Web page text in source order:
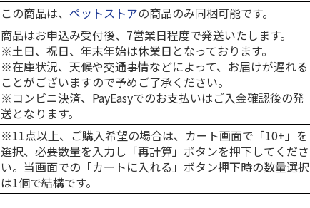
この商品は、ペットストアの商品のみ同梱可能です。
商品はお申込み受付後、7営業日程度で発送いたします。
※土日、祝日、年末年始は休業日となっております。
※在庫状況、天候や交通事情などによって、お届けが遅れる
ことがございますので予めご了承ください。
※コンビニ決済、PayEasyでのお支払いはご入金確認後の発
送となります。
※11点以上、ご購入希望の場合は、カート画面で「10+」を
選択、必要数量を入力し「再計算」ボタンを押下してくださ
い。当画面での「カートに入れる」ボタン押下時の数量選択
は1個で結構です。